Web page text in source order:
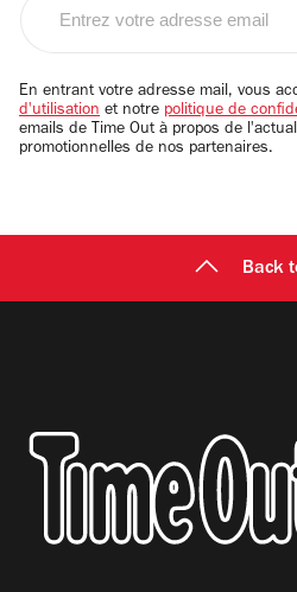
email
En entrant votre adresse mail, vous
d'utilisation et notre politique de
emails de Time Out à propos de
promotionnelles de nos partenaires.
Back